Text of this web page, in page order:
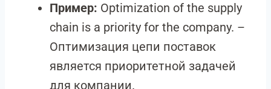
Пример: Optimization of the supply
chain is a priority for the company. –
Оптимизация цепи поставок
является приоритетной задачей
для компании.